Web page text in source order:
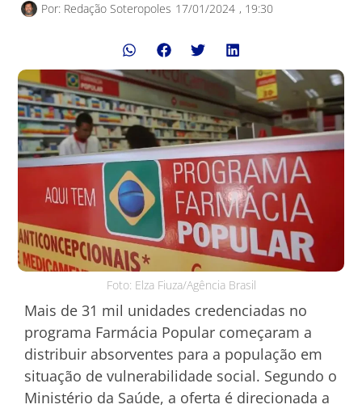
Por: Redação Soteropoles 17/01/2024 , 19:30
Foto: Elza Fiuza/Agência Brasil
Mais de 31 mil unidades credenciadas no
programa Farmácia Popular começaram a
distribuir absorventes para a população em
situação de vulnerabilidade social. Segundo o
Ministério da Saúde, a oferta é direcionada a